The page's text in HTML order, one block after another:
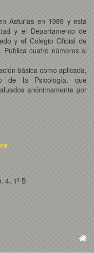
Asturias en 1989 y está
y el Departamento de
y el Colegio Oficial de
Publica cuatro números al
básica como aplicada,
de la Psicología, que
anónimamente por
4, 1º B